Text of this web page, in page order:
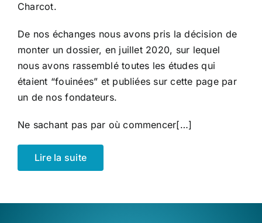
Charcot.
De nos échanges nous avons pris la décision de
monter un dossier, en juillet 2020, sur lequel
nous avons rassemblé toutes les études qui
étaient “fouinées” et publiées sur cette page par
un de nos fondateurs.
Ne sachant pas par où commencer[…]
Lire la suite